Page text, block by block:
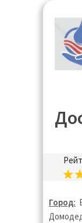
Город: